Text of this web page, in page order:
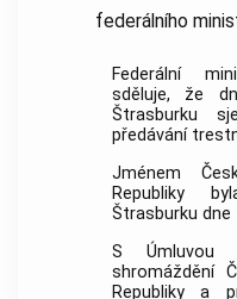
federálního
Federální
sděluje, že
Štrasburku
předávání
Jménem
Republiky
Štrasburku dne
S Úmluvou
shromáždění
Republiky a